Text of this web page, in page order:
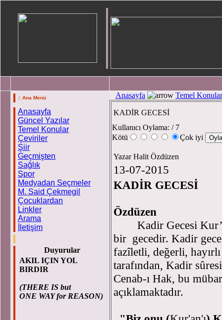
:: Ana Menü
Anasayfa
Güncel Yazılar
Temel Konular
Çeviriler
Şiir
Geçmişten
Sağlık
Spor
Medyadan Seçmeler
M. Said Çekmegil
Çocuklardan
Linkler
Arama
İletişim
Duyurular
AKIL IÇIN YOL
BIRDIR
(THERE IS but
ONE WAY for REASON)
Anasayfa Temel Konular
KADİR GECESİ
Kullanıcı Oylama: / 7
Kötü
Çok iyi
Yazar Halit Özdüzen
13-07-2015
KADİR GECESİ
Özdüzen
Kadir Gecesi
bir gecedir. Kadir
fazîletli, değerli,
tarafından, Kadir
Cenab-ı Hak, bu
açıklamaktadır.